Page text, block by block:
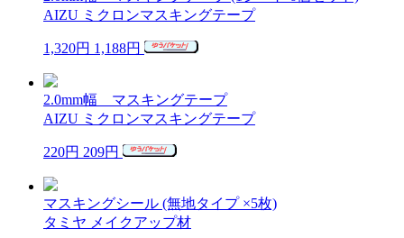
AIZU ミクロンマスキングテープ
1,320円 1,188円
2.0mm幅 マスキングテープ
AIZU ミクロンマスキングテープ
220円 209円
マスキングシール (無地タイプ ×5枚)
タミヤ メイクアップ材